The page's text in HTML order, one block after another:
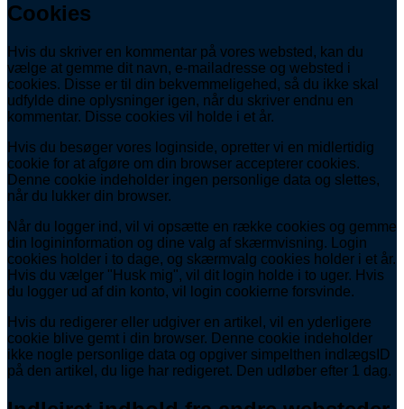
Cookies
Hvis du skriver en kommentar på vores websted, kan du
vælge at gemme dit navn, e-mailadresse og websted i
cookies. Disse er til din bekvemmeligehed, så du ikke skal
udfylde dine oplysninger igen, når du skriver endnu en
kommentar. Disse cookies vil holde i et år.
Hvis du besøger vores loginside, opretter vi en midlertidig
cookie for at afgøre om din browser accepterer cookies.
Denne cookie indeholder ingen personlige data og slettes,
når du lukker din browser.
Når du logger ind, vil vi opsætte en række cookies og gemme
din logininformation og dine valg af skærmvisning. Login
cookies holder i to dage, og skærmvalg cookies holder i et år.
Hvis du vælger "Husk mig", vil dit login holde i to uger. Hvis
du logger ud af din konto, vil login cookierne forsvinde.
Hvis du redigerer eller udgiver en artikel, vil en yderligere
cookie blive gemt i din browser. Denne cookie indeholder
ikke nogle personlige data og opgiver simpelthen indlægsID
på den artikel, du lige har redigeret. Den udløber efter 1 dag.